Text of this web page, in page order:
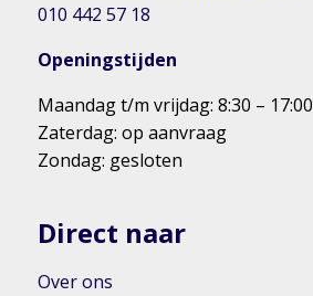
010 442 57 18
Openingstijden
Maandag t/m vrijdag: 8:30 – 17:00
Zaterdag: op aanvraag
Zondag: gesloten
Direct naar
Over ons